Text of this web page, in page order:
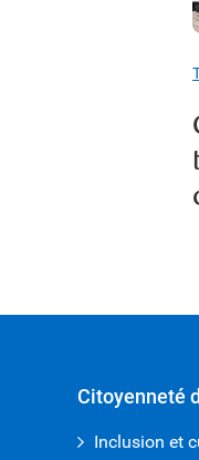
Citoyenneté
Inclusion et